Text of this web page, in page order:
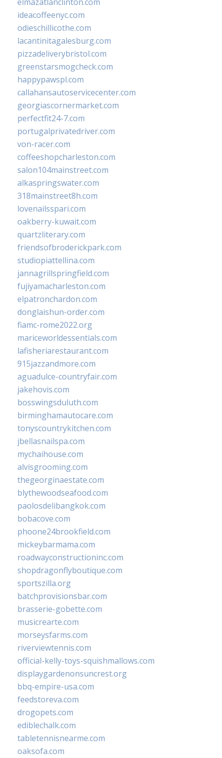
ideacoffeenyc.com
odieschillicothe.com
lacantinitagalesburg.com
pizzadeliverybristol.com
greenstarsmogcheck.com
happypawspl.com
callahansautoservicecenter.com
georgiascornermarket.com
perfectfit24-7.com
portugalprivatedriver.com
von-racer.com
coffeeshopcharleston.com
salon104mainstreet.com
alkaspringswater.com
318mainstreet8h.com
lovenailsspari.com
oakberry-kuwait.com
quartzliterary.com
friendsofbroderickpark.com
studiopiattellina.com
jannagrillspringfield.com
fujiyamacharleston.com
elpatronchardon.com
donglaishun-order.com
fiamc-rome2022.org
mariceworldessentials.com
lafisheriarestaurant.com
915jazzandmore.com
aguadulce-countryfair.com
jakehovis.com
bosswingsduluth.com
birminghamautocare.com
tonyscountrykitchen.com
jbellasnailspa.com
mychaihouse.com
alvisgrooming.com
thegeorginaestate.com
blythewoodseafood.com
paolosdelibangkok.com
bobacove.com
phoone24brookfield.com
mickeybarmama.com
roadwayconstructioninc.com
shopdragonflyboutique.com
sportszilla.org
batchprovisionsbar.com
brasserie-gobette.com
musicrearte.com
morseysfarms.com
riverviewtennis.com
official-kelly-toys-squishmallows.com
displaygardenonsuncrest.org
bbq-empire-usa.com
feedstoreva.com
drogopets.com
ediblechalk.com
tabletennisnearme.com
oaksofa.com